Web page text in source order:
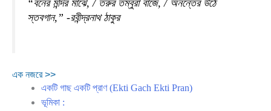
“বনের মন্দির মাঝে, / তরুর তম্বুরা বাজে, / অনন্তের উঠে
স্তবগান,” -রবীন্দ্রনাথ ঠাকুর
এক নজরে >>
একটি গাছ একটি প্রাণ (Ekti Gach Ekti Pran)
ভূমিকা :